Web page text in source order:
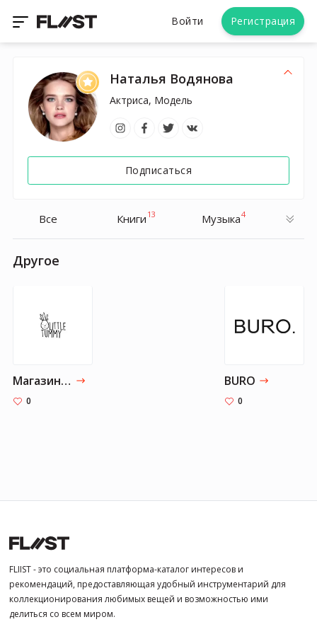
Войти Регистрация
Наталья Водянова
Актриса, Модель
Подписаться
Все Книги 13 Музыка4
Другое
Магазин детской еды "Little Tummy"
0
BURO
0
FLIIST - это социальная платформа-каталог интересов и
рекомендаций, предоставляющая удобный инструментарий для
коллекционирования любимых вещей и возможностью ими
делиться со всем миром.